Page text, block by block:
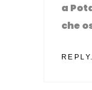
a
che